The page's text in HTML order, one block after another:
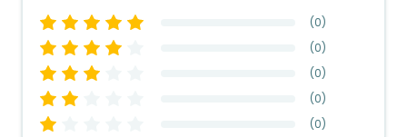
(0)
(0)
(0)
(0)
(0)